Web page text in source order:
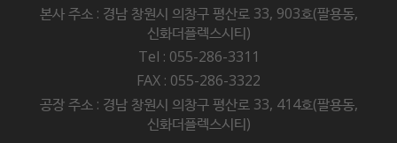
본사 주소 : 경남 창원시 의창구 평산로 33, 903호(팔용동,
신화더플렉스시티)
Tel : 055-286-3311
FAX : 055-286-3322
공장 주소 : 경남 창원시 의창구 평산로 33, 414호(팔용동,
신화더플렉스시티)